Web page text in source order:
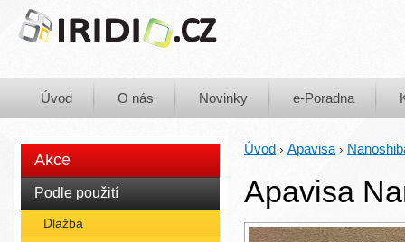
Úvod O nás Novinky e-Poradna
Akce
Podle použití
Dlažba
Úvod › Apavisa ›
Apavisa